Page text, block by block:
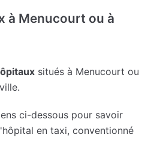
à Menucourt ou à
situés à Menucourt ou
ci-dessous pour savoir
en taxi, conventionné